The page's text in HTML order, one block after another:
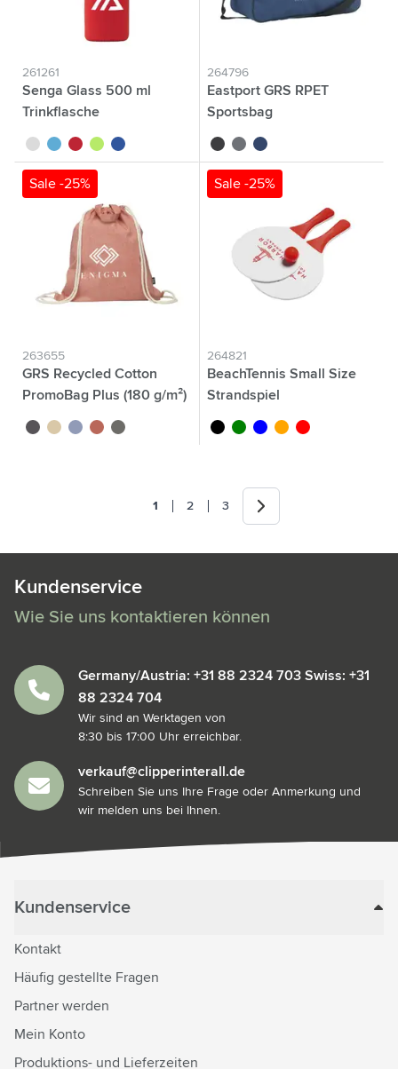
261261
Senga Glass 500 ml
Trinkflasche
blancbleu clair
rougelime bleu roi
264796
Eastport GRS RPET
Sportsbag
Sport-/Reisetasche
noir gris bleu
Sale -25%
263655
GRS Recycled Cotton
PromoBag Plus (180 g/m²)
Rucksack
gris naturel
bleu rougegris foncé
Sale -25%
264821
BeachTennis Small Size
Strandspiel
noir vert bleu orange
rouge
Sie lesen gerade die Seite
1 Seite
2 Seite
3 Weiter
Kundenservice
Wie Sie uns kontaktieren können
Germany/Austria: +31 88 2324 703 Swiss: +31
88 2324 704
Wir sind an Werktagen von
8:30 bis 17:00 Uhr erreichbar.
verkauf@clipperinterall.de
Schreiben Sie uns Ihre Frage oder Anmerkung und
wir melden uns bei Ihnen.
Kundenservice
Kontakt
Häufig gestellte Fragen
Partner werden
Mein Konto
Produktions- und Lieferzeiten